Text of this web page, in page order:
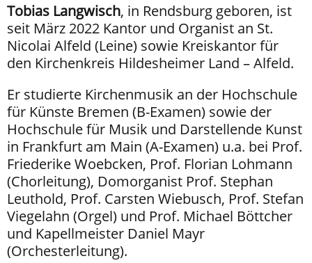
Tobias Langwisch, in Rendsburg geboren, ist
seit März 2022 Kantor und Organist an St.
Nicolai Alfeld (Leine) sowie Kreiskantor für
den Kirchenkreis Hildesheimer Land – Alfeld.
Er studierte Kirchenmusik an der Hochschule
für Künste Bremen (B-Examen) sowie der
Hochschule für Musik und Darstellende Kunst
in Frankfurt am Main (A-Examen) u.a. bei Prof.
Friederike Woebcken, Prof. Florian Lohmann
(Chorleitung), Domorganist Prof. Stephan
Leuthold, Prof. Carsten Wiebusch, Prof. Stefan
Viegelahn (Orgel) und Prof. Michael Böttcher
und Kapellmeister Daniel Mayr
(Orchesterleitung).